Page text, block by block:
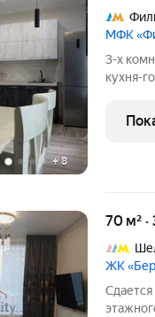
+8
МФК
3-x
кухня-
70 м²
ЖК
Сдается